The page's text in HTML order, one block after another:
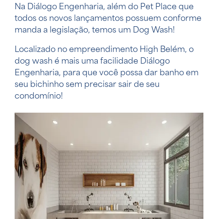
Na Diálogo Engenharia, além do Pet Place que
todos os novos lançamentos possuem conforme
manda a legislação, temos um Dog Wash!
Localizado no empreendimento High Belém, o
dog wash é mais uma facilidade Diálogo
Engenharia, para que você possa dar banho em
seu bichinho sem precisar sair de seu
condomínio!